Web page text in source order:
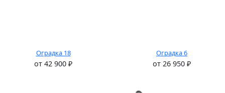
Оградка 18
от 42 900 ₽
Оградка 6
от 26 950 ₽